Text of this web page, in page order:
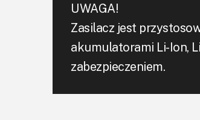
UWAGA!
Zasilacz jest
akumulatorami Li-Ion,
zabezpieczeniem.